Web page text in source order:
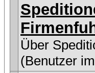
Über
(Benutzer